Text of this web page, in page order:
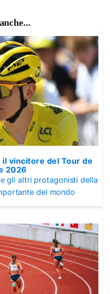
il vincitore del Tour de
2026
gli altri protagonisti della
del mondo